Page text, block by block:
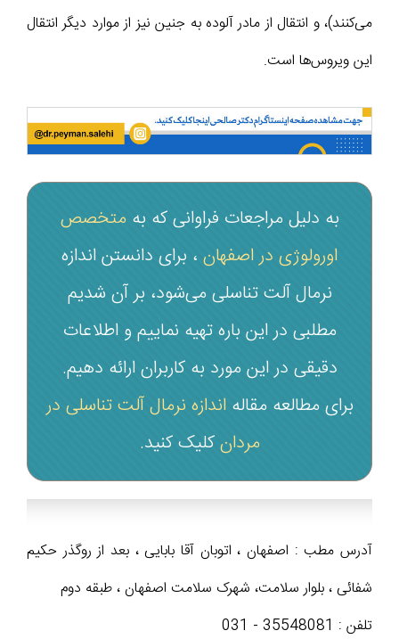
می‌کنند)، و انتقال از مادر آلوده به جنین نیز از موارد دیگر انتقال
این ویروس‌ها است.
به دلیل مراجعات فراوانی که به متخصص
اورولوژی در اصفهان ، برای دانستن اندازه
نرمال آلت تناسلی می‌شود، بر آن شدیم
مطلبی در این باره تهیه نماییم و اطلاعات
دقیقی در این مورد به کاربران ارائه دهیم.
برای مطالعه مقاله اندازه نرمال آلت تناسلی در
مردانکلیک کنید.
آدرس مطب : اصفهان ، اتوبان آقا بابایی ، بعد از روگذر حکیم
شفائی ، بلوار سلامت، شهرک سلامت اصفهان ، طبقه دوم
تلفن : 35548081 - 031